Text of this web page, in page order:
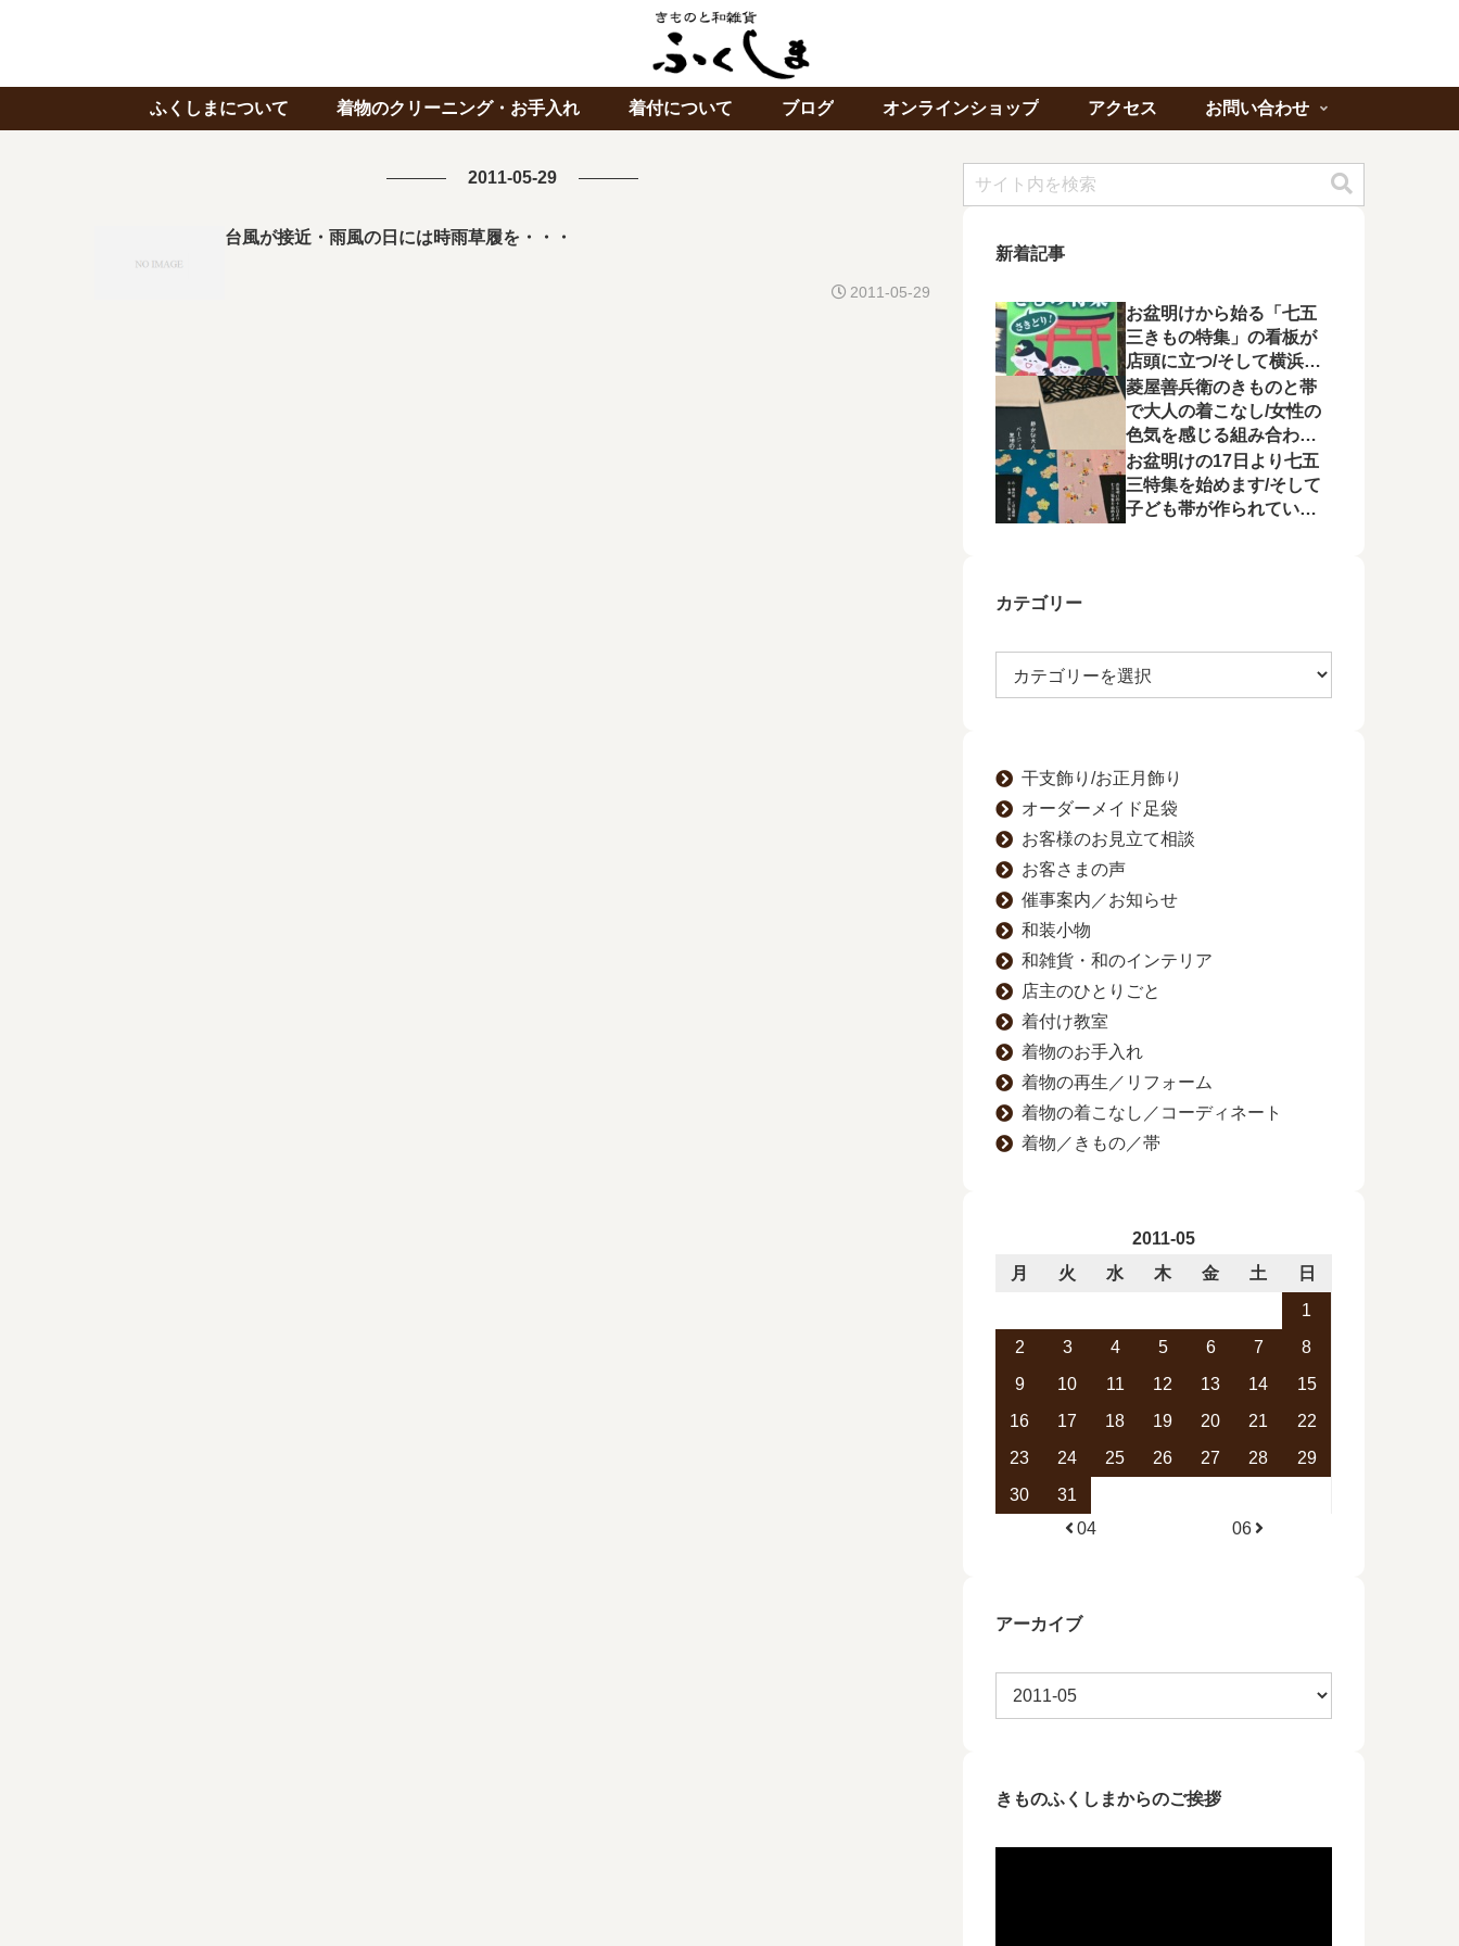
ふくしまについて 着物のクリーニング・お手入れ 着付について ブログ オンラインショップ アクセス お問い合わせ
2011-05-29
台風が接近・雨風の日には時雨草履を・・・
2011-05-29
新着記事
お盆明けから始る「七五
三きもの特集」の看板が
店頭に立つ/そして横浜よ
り「ゆかたの夕べ」への
出席を頂く
菱屋善兵衛のきものと帯
で大人の着こなし/女性の
色気を感じる組み合わに
心が惹かれる
お盆明けの17日より七五
三特集を始めます/そして
子ども帯が作られてい状
カテゴリー
干支飾り/お正月飾り
オーダーメイド足袋
お客様のお見立て相談
お客さまの声
催事案内／お知らせ
和装小物
和雑貨・和のインテリア
店主のひとりごと
着付け教室
着物のお手入れ
着物の再生／リフォーム
着物の着こなし／コーディネート
着物／きもの／帯
2011-05
月
火 水 木 金 土
日
1
2
3 4 5 6 7
8
9
10 11 12 13 14
15
16
17 18 19 20 21
22
23
24 25 26 27 28
29
30
31
04
06
アーカイブ
きものふくしまからのご挨拶